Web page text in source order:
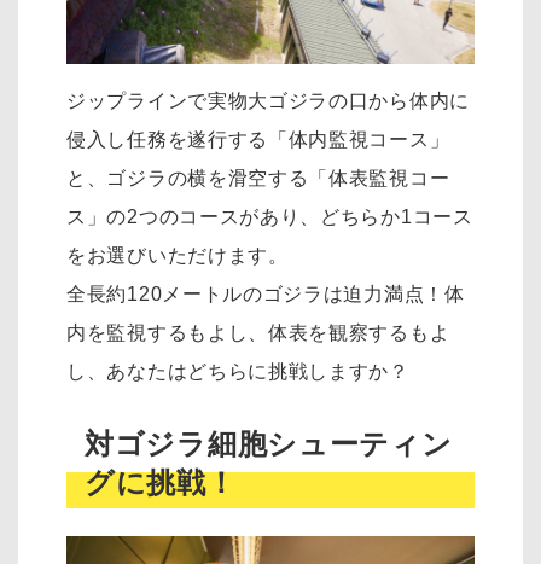
ジップラインで実物大ゴジラの口から体内に
侵入し任務を遂行する「体内監視コース」
と、ゴジラの横を滑空する「体表監視コー
ス」の2つのコースがあり、どちらか1コース
をお選びいただけます。
全長約120メートルのゴジラは迫力満点！体
内を監視するもよし、体表を観察するもよ
し、あなたはどちらに挑戦しますか？
対ゴジラ細胞シューティン
グに挑戦！